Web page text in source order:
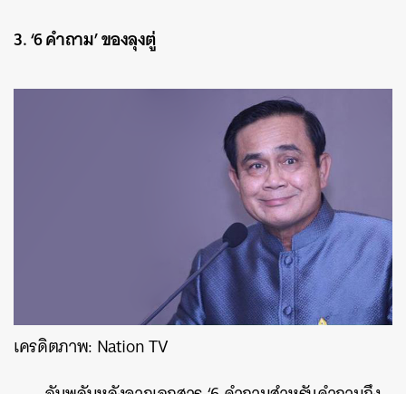
3. ‘6 คำถาม’ ของลุงตู่
เครดิตภาพ: Nation TV